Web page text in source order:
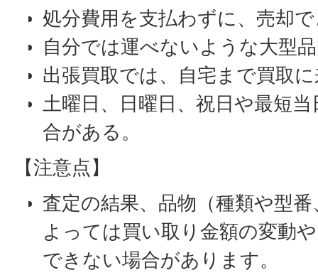
処分費用を支払わずに、売却
自分では運べないような大型
出張買取では、自宅まで買取
土曜日、日曜日、祝日や最短
合がある。
【注意点】
査定の結果、品物（種類や型
よっては買い取り金額の変動
できない場合があります。